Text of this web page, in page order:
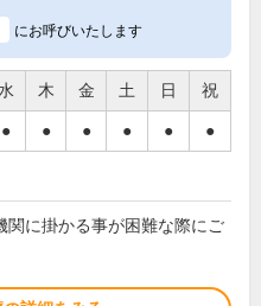
にお呼びいたします
木 金 土 日 祝
● ● ● ● ● ●
関に掛かる事が困難な際にご